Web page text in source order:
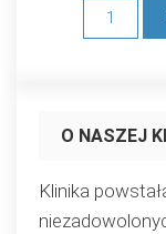
1
O NASZEJ
Klinika